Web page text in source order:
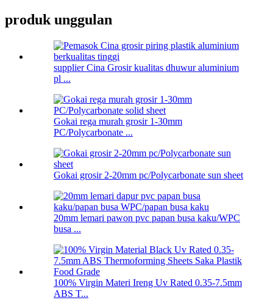
produk unggulan
supplier Cina Grosir kualitas dhuwur aluminium
pl ...
Gokai rega murah grosir 1-30mm
PC/Polycarbonate ...
Gokai grosir 2-20mm pc/Polycarbonate sun sheet
20mm lemari pawon pvc papan busa kaku/WPC
busa ...
100% Virgin Materi Ireng Uv Rated 0.35-7.5mm
ABS T...